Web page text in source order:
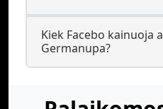
Kiek Facebo kainuoja
Germanupa?